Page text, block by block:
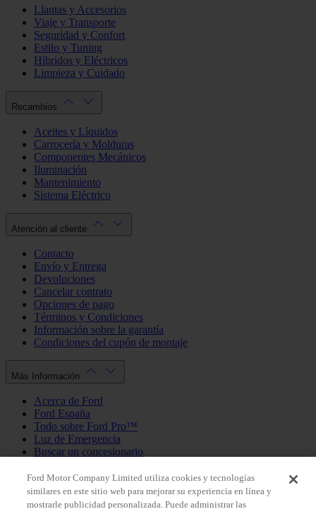
Llantas y Accesorios
Viaje y Transporte
Seguridad y Confort
Estilo y Tuning
Híbridos y Eléctricos
Limpieza y Cuidado
Recambios
Aceites y Líquidos
Carrocería y Molduras
Componentes Mecánicos
Iluminación
Mantenimiento
Sistema Eléctrico
Atención al cliente
Contacto
Envío y Entrega
Devoluciones
Cancelar contrato
Opciones de pago
Términos y Condiciones
Información sobre la garantía
Condiciones del cupón de montaje
Más Información
Acerca de Ford
Ford España
Todo sobre Ford Pro™
Luz de Emergencia
Buscar un concesionario
Política de privacidad
Ford Motor Company Limited utiliza cookies y tecnologías
similares en este sitio web para mejorar su experiencia en línea y
mostrarle publicidad personalizada. Puede administrar las